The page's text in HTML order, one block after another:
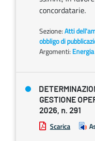
concordatarie.
Sezione:Atti
obbligo di
Argomenti:
GESTIONE
2026, n. 291
Scarica